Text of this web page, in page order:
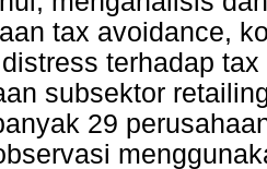
tax avoidance,
terhadap
subsektor
29